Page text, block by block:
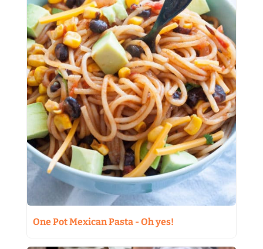
One Pot Mexican Pasta - Oh yes!